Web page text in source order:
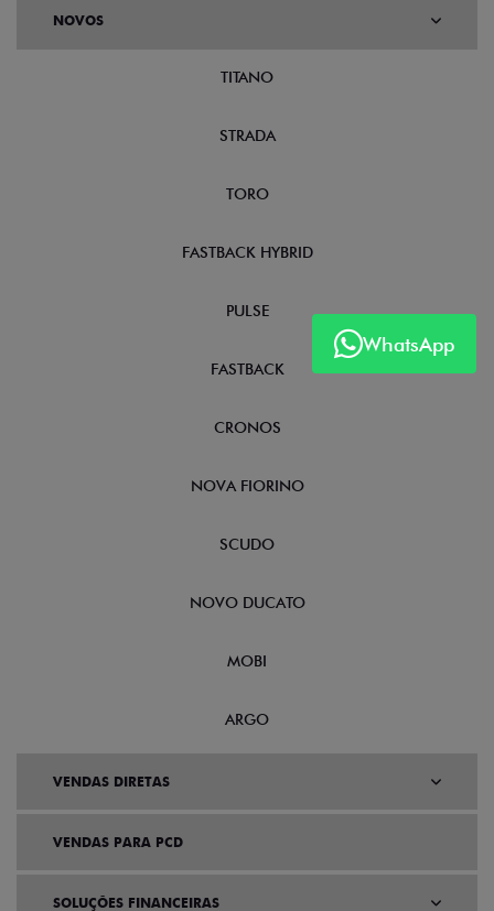
WhatsApp
NOVOS
TITANO
STRADA
TORO
FASTBACK HYBRID
PULSE
FASTBACK
CRONOS
NOVA FIORINO
SCUDO
NOVO DUCATO
MOBI
ARGO
VENDAS DIRETAS
VENDAS PARA PCD
SOLUÇÕES FINANCEIRAS